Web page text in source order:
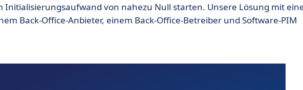
Initialisierungsaufwand von nahezu Null starten. Unsere Lösung mit
Back-Office-Anbieter, einem Back-Office-Betreiber und Software-PIM